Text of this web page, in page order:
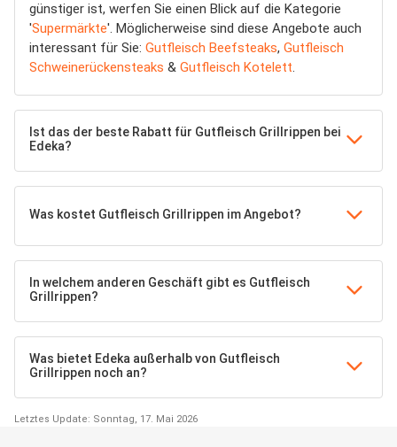
günstiger ist, werfen Sie einen Blick auf die Kategorie
'Supermärkte'. Möglicherweise sind diese Angebote auch
interessant für Sie: Gutfleisch Beefsteaks, Gutfleisch
Schweinerückensteaks & Gutfleisch Kotelett.
Ist das der beste Rabatt für Gutfleisch Grillrippen bei
Edeka?
Was kostet Gutfleisch Grillrippen im Angebot?
In welchem anderen Geschäft gibt es Gutfleisch
Grillrippen?
Was bietet Edeka außerhalb von Gutfleisch
Grillrippen noch an?
Letztes Update: Sonntag, 17. Mai 2026